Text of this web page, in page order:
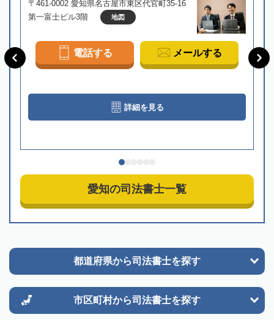
〒461-0002 愛知県名古屋市東区代官町35-16
第一富士ビル3階
地図
電話する メールする
詳細を見る
愛知の司法書士一覧
都道府県から司法書士を探す
市区町村から司法書士を探す